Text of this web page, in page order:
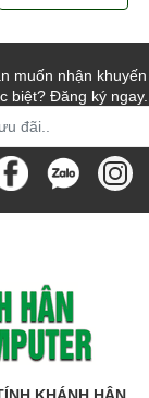
muốn nhận
biệt? Đăng ký ngay.
KHÁNH HÂN